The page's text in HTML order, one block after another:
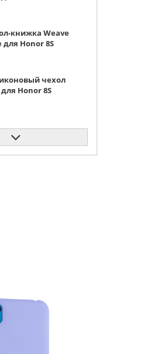
книжка Weave
для Honor 8S
чехол
Honor 8S
чехол
для Honor 8S
/ Huawei Y5
розовый
кусь
чехол
для Honor 8S